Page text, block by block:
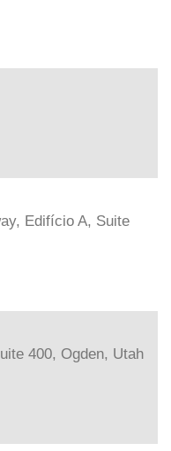
Edifício A, Suite
400, Ogden, Utah